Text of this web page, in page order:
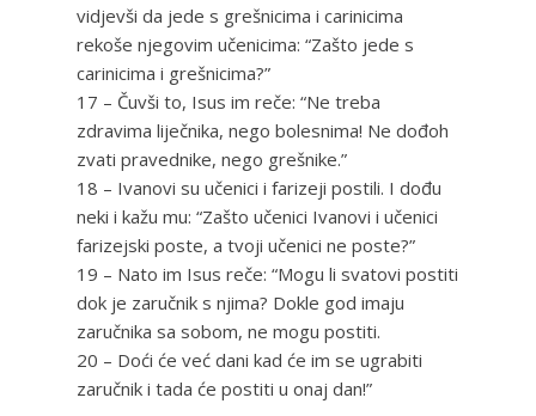
vidjevši da jede s grešnicima i carinicima
rekoše njegovim učenicima: “Zašto jede s
carinicima i grešnicima?”
17 – Čuvši to, Isus im reče: “Ne treba
zdravima liječnika, nego bolesnima! Ne dođoh
zvati pravednike, nego grešnike.”
18 – Ivanovi su učenici i farizeji postili. I dođu
neki i kažu mu: “Zašto učenici Ivanovi i učenici
farizejski poste, a tvoji učenici ne poste?”
19 – Nato im Isus reče: “Mogu li svatovi postiti
dok je zaručnik s njima? Dokle god imaju
zaručnika sa sobom, ne mogu postiti.
20 – Doći će već dani kad će im se ugrabiti
zaručnik i tada će postiti u onaj dan!”